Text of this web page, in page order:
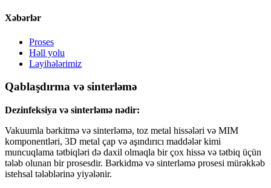
Xəbərlər
Proses
Həll yolu
Layihələrimiz
Qablaşdırma və sinterləmə
Dezinfeksiya və sinterləmə nədir:
Vakuumla bərkitmə və sinterləmə, toz metal hissələri və MIM
komponentləri, 3D metal çap və aşındırıcı maddələr kimi
muncuqlama tətbiqləri də daxil olmaqla bir çox hissə və tətbiq üçün
tələb olunan bir prosesdir. Bərkidmə və sinterləmə prosesi mürəkkəb
istehsal tələblərinə yiyələnir.